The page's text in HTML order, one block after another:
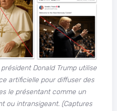
Donald Trump utilise
artificielle pour diffuser des
le présentant comme un
ou intransigeant. (Captures